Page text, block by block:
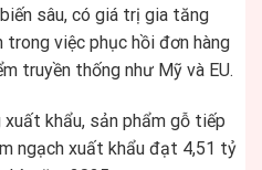
sâu, có giá trị gia tăng
trong việc phục hồi đơn hàng
truyền thống như Mỹ và EU.
khẩu, sản phẩm gỗ tiếp
ngạch xuất khẩu đạt 4,51 tỷ